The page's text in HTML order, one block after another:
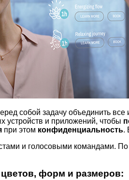
собой задачу объединить
устройств и приложений, чтобы
при этом конфиденциальность.
и голосовыми командами.
форм и размеров: